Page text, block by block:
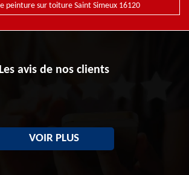
peinture sur toiture Saint Simeux 16120
Les avis de nos clients
VOIR PLUS